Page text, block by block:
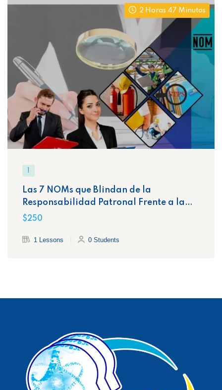
2 Horas 47 Minutos
Las 7 NOMs que Blindan de la
Responsabilidad Patronal Frente a la
STPS
$250
1 Lessons 0 Students